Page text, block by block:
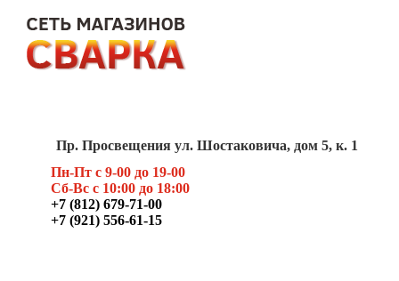
Пр. Просвещения ул. Шостаковича, дом 5, к. 1
Пн-Пт с 9-00 до 19-00
Сб-Вс с 10:00 до 18:00
+7 (812) 679-71-00
+7 (921) 556-61-15